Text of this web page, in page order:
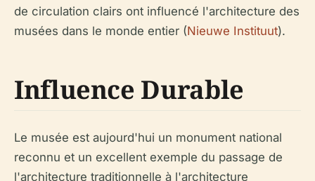
de circulation clairs ont influencé l'architecture des
musées dans le monde entier (Nieuwe Instituut).
Influence Durable
Le musée est aujourd'hui un monument national
reconnu et un excellent exemple du passage de
l'architecture traditionnelle à l'architecture